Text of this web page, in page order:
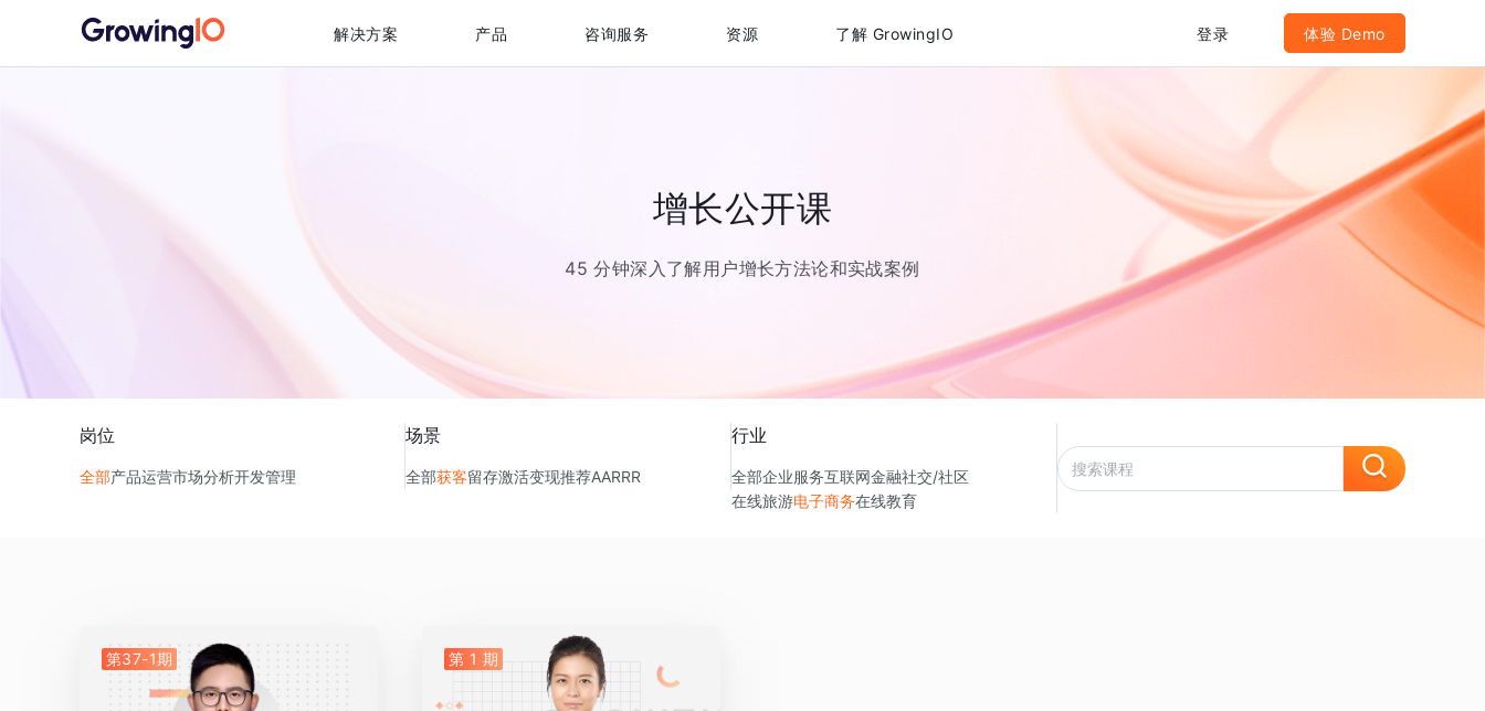
解决方案 产品 咨询服务 资源 了解 GrowingIO 登录 体验 Demo
增长公开课
45 分钟深入了解用户增长方法论和实战案例
岗位
全部产品运营市场分析开发管理
场景
全部获客留存激活变现推荐AARRR
行业
全部企业服务互联网金融社交/社区
在线旅游电子商务在线教育
第37-1期 第 1 期